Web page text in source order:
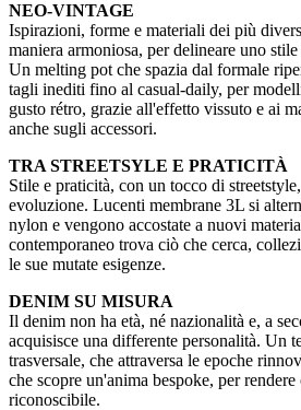
NEO-VINTAGE
Ispirazioni, forme e materiali dei più
maniera armoniosa, per delineare uno
Un melting pot che spazia dal formale
tagli inediti fino al casual-daily, per
gusto rétro, grazie all'effetto vissuto e ai
anche sugli accessori.
TRA STREETSYLE E PRATICITÀ
Stile e praticità, con un tocco di
evoluzione. Lucenti membrane 3L si
nylon e vengono accostate a nuovi
contemporaneo trova ciò che cerca,
le sue mutate esigenze.
DENIM SU MISURA
Il denim non ha età, né nazionalità e, a
acquisisce una differente personalità. Un
trasversale, che attraversa le epoche
che scopre un'anima bespoke, per
riconoscibile.